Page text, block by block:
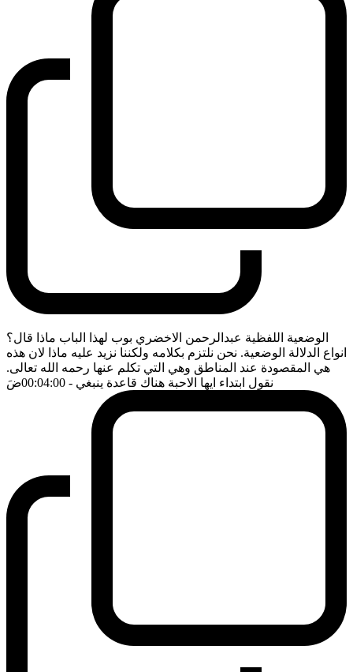
الوضعية اللفظية عبدالرحمن الاخضري بوب لهذا الباب ماذا قال؟
انواع الدلالة الوضعية. نحن نلتزم بكلامه ولكننا نزيد عليه ماذا لان هذه
هي المقصودة عند المناطق وهي التي تكلم عنها رحمه الله تعالى.
نقول ابتداء ايها الاحبة هناك قاعدة ينبغي - 00:04:00 ضَ